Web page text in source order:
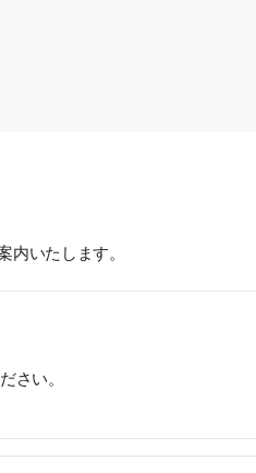
いたします。
さい。